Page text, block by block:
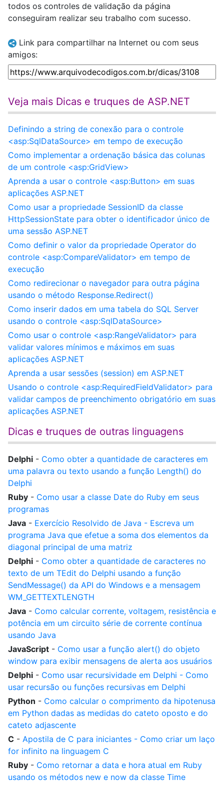
todos os controles de validação da página
conseguiram realizar seu trabalho com sucesso.
Link para compartilhar na Internet ou com seus
amigos:
Veja mais Dicas e truques de ASP.NET
Definindo a string de conexão para o controle
<asp:SqlDataSource> em tempo de execução
Como implementar a ordenação básica das colunas
de um controle <asp:GridView>
Aprenda a usar o controle <asp:Button> em suas
aplicações ASP.NET
Como usar a propriedade SessionID da classe
HttpSessionState para obter o identificador único de
uma sessão ASP.NET
Como definir o valor da propriedade Operator do
controle <asp:CompareValidator> em tempo de
execução
Como redirecionar o navegador para outra página
usando o método Response.Redirect()
Como inserir dados em uma tabela do SQL Server
usando o controle <asp:SqlDataSource>
Como usar o controle <asp:RangeValidator> para
validar valores mínimos e máximos em suas
aplicações ASP.NET
Aprenda a usar sessões (session) em ASP.NET
Usando o controle <asp:RequiredFieldValidator> para
validar campos de preenchimento obrigatório em suas
aplicações ASP.NET
Dicas e truques de outras linguagens
Delphi - Como obter a quantidade de caracteres em
uma palavra ou texto usando a função Length() do
Delphi
Ruby - Como usar a classe Date do Ruby em seus
programas
Java - Exercício Resolvido de Java - Escreva um
programa Java que efetue a soma dos elementos da
diagonal principal de uma matriz
Delphi - Como obter a quantidade de caracteres no
texto de um TEdit do Delphi usando a função
SendMessage() da API do Windows e a mensagem
WM_GETTEXTLENGTH
Java - Como calcular corrente, voltagem, resistência e
potência em um circuito série de corrente contínua
usando Java
JavaScript - Como usar a função alert() do objeto
window para exibir mensagens de alerta aos usuários
Delphi - Como usar recursividade em Delphi - Como
usar recursão ou funções recursivas em Delphi
Python - Como calcular o comprimento da hipotenusa
em Python dadas as medidas do cateto oposto e do
cateto adjascente
C - Apostila de C para iniciantes - Como criar um laço
for infinito na linguagem C
Ruby - Como retornar a data e hora atual em Ruby
usando os métodos new e now da classe Time